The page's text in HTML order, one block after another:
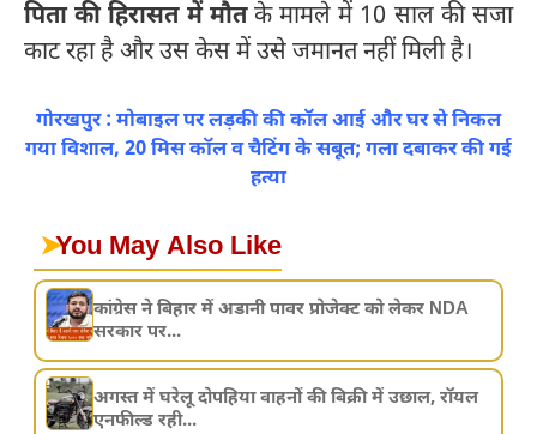
पिता की हिरासत में मौतके मामले में 10 साल की सजा
काट रहा है और उस केस में उसे जमानत नहीं मिली है।
गोरखपुर : मोबाइल पर लड़की की कॉल आई और घर से निकल
गया विशाल, 20 मिस कॉल व चैटिंग के सबूत; गला दबाकर की गई
हत्या
➤You May Also Like
कांग्रेस ने बिहार में अडानी पावर प्रोजेक्ट को लेकर NDA
सरकार पर...
अगस्त में घरेलू दोपहिया वाहनों की बिक्री में उछाल, रॉयल
एनफील्ड रही...